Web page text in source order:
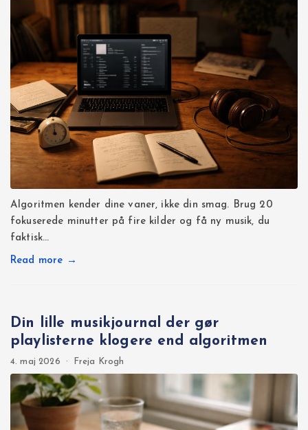
Algoritmen kender dine vaner, ikke din smag. Brug 20
fokuserede minutter på fire kilder og få ny musik, du
faktisk…
Read more →
Din lille musikjournal der gør
playlisterne klogere end algoritmen
4. maj 2026 · Freja Krogh